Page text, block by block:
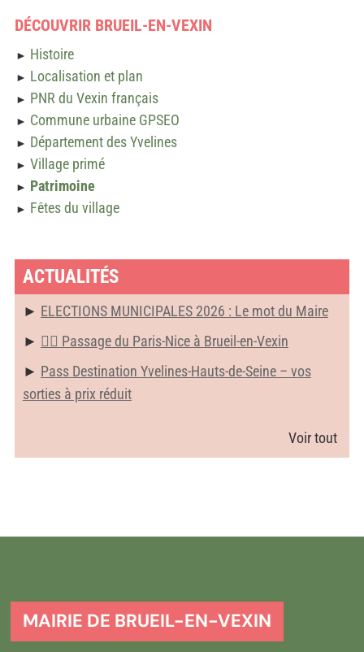
DÉCOUVRIR BRUEIL-EN-VEXIN
► Histoire
► Localisation et plan
► PNR du Vexin français
► Commune urbaine GPSEO
► Département des Yvelines
► Village primé
► Patrimoine
► Fêtes du village
ACTUALITÉS
ELECTIONS MUNICIPALES 2026 : Le mot du Maire
🚴‍♂️ Passage du Paris-Nice à Brueil-en-Vexin
Pass Destination Yvelines-Hauts-de-Seine – vos
sorties à prix réduit
Voir tout
MAIRIE DE BRUEIL-EN-VEXIN